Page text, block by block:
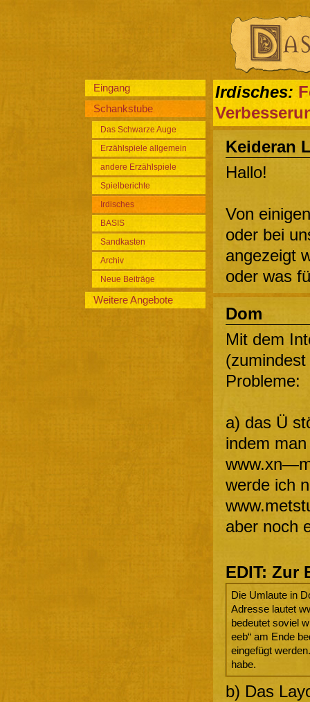
Eingang
Schankstube
Das Schwarze Auge
Erzählspiele allgemein
andere Erzählspiele
Spielberichte
Irdisches
BASIS
Sandkasten
Archiv
Neue Beiträge
Weitere Angebote
Irdisches:
Keideran
Hallo!
Von
oder bei
angezeigt
oder was
Dom
Mit dem
Probleme:
a) das Ü
indem
werde ich
aber noch
EDIT: Zur
Die Umlaute in
Adresse lautet
bedeutet soviel
eeb“ am Ende
eingefügt
habe.
b) Das